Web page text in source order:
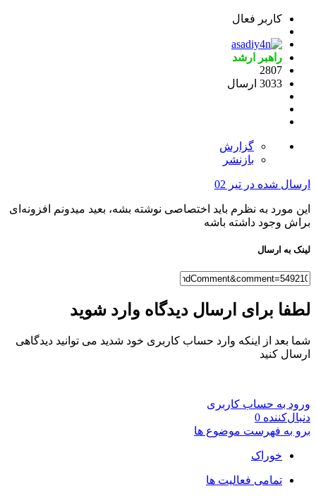
کاربر فعال
راهبر ارشد
2807
3033 ارسال
گزارش
بازنشر
ارسال شده در تیر 02
این مورد به نظرم باید اختصاصی نوشته بشه، بعید میدونم افزونه‌ای
براش وجود داشته باشه
لینک به ارسال
لطفا برای ارسال دیدگاه وارد شوید
شما بعد از اینکه وارد حساب کاربری خود شدید می توانید دیدگاهی
ارسال کنید
ورود به حساب کاربری
دنبال‌کننده 0
برو به فهرست موضوع ها
خوراک
تمامی فعالیت ها